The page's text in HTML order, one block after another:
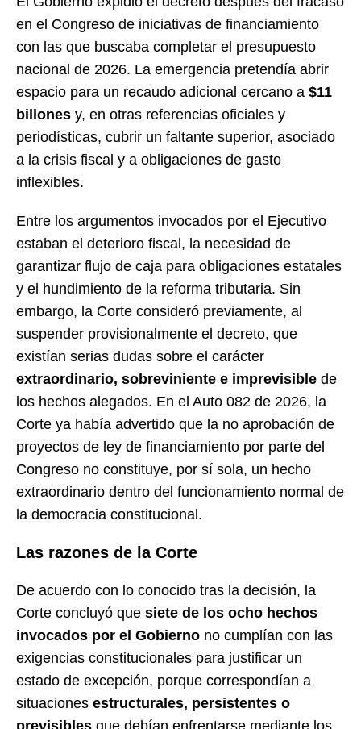
en el Congreso de iniciativas de financiamiento
con las que buscaba completar el presupuesto
nacional de 2026. La emergencia pretendía abrir
espacio para un recaudo adicional cercano a $11
billones y, en otras referencias oficiales y
periodísticas, cubrir un faltante superior, asociado
a la crisis fiscal y a obligaciones de gasto
inflexibles.
Entre los argumentos invocados por el Ejecutivo
estaban el deterioro fiscal, la necesidad de
garantizar flujo de caja para obligaciones estatales
y el hundimiento de la reforma tributaria. Sin
embargo, la Corte consideró previamente, al
suspender provisionalmente el decreto, que
existían serias dudas sobre el carácter
extraordinario, sobreviniente e imprevisible de
los hechos alegados. En el Auto 082 de 2026, la
Corte ya había advertido que la no aprobación de
proyectos de ley de financiamiento por parte del
Congreso no constituye, por sí sola, un hecho
extraordinario dentro del funcionamiento normal de
la democracia constitucional.
Las razones de la Corte
De acuerdo con lo conocido tras la decisión, la
Corte concluyó que siete de los ocho hechos
invocados por el Gobierno no cumplían con las
exigencias constitucionales para justificar un
estado de excepción, porque correspondían a
situaciones estructurales, persistentes o
previsibles que debían enfrentarse mediante los